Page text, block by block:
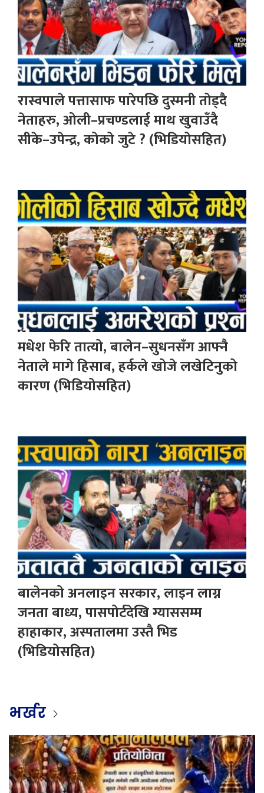
रास्वपाले पत्तासाफ पारेपछि दुस्मनी तोड्दै
नेताहरु, ओली–प्रचण्डलाई माथ खुवाउँदै
सीके–उपेन्द्र, कोको जुटे ? (भिडियोसहित)
मधेश फेरि तात्यो, बालेन–सुधनसँग आफ्नै
नेताले मागे हिसाब, हर्कले खोजे लखेटिनुको
कारण (भिडियोसहित)
बालेनको अनलाइन सरकार, लाइन लाग्न
जनता बाध्य, पासपोर्टदेखि ग्याससम्म
हाहाकार, अस्पतालमा उस्तै भिड
(भिडियोसहित)
भर्खर